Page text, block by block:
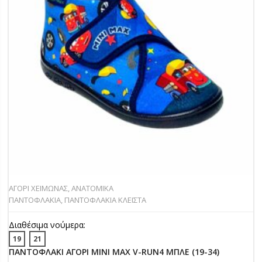
ΑΓΟΡΙ ΧΕΙΜΩΝΑΣ,ΑΝΑΤΟΜΙΚΑ
ΠΑΝΤΟΦΛΑΚΙΑ, ΠΑΝΤΟΦΛΑΚΙΑ ΚΛΕΙΣΤΑ
Διαθέσιμα νούμερα:
19 21
ΠΑΝΤΟΦΛΑΚΙ ΑΓΟΡΙ MINI MAX V-RUN4 ΜΠΛΕ (19-34)